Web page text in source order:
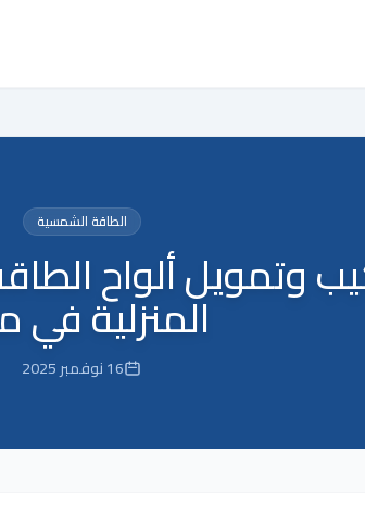
الطاقة الشمسية
وتمويل ألواح
المنزلية في
16 نوفمبر 2025